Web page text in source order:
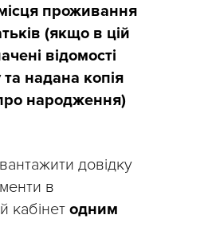
місця проживання
(якщо в цій
відомості
надана копія
народження)
довідку
в
кабінет одним